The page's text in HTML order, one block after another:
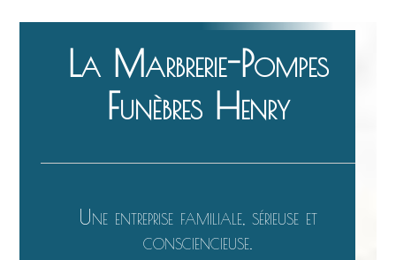
La Marbrerie-Pompes
Funèbres Henry
Une entreprise familiale, sérieuse et
consciencieuse.